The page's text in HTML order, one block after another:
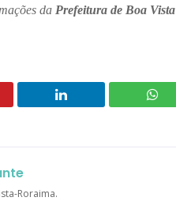
da Prefeitura de Boa Vista
Roraima.